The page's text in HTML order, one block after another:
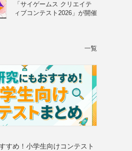
「サイゲームス クリエイテ
ィブコンテスト2026」が開催
一覧
すめ！小学生向けコンテスト